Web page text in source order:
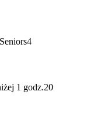
Seniors4
1 godz.20